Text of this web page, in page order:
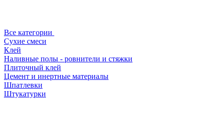
Все категории
Сухие смеси
Клей
Наливные полы - ровнители и стяжки
Плиточный клей
Цемент и инертные материалы
Шпатлевки
Штукатурки